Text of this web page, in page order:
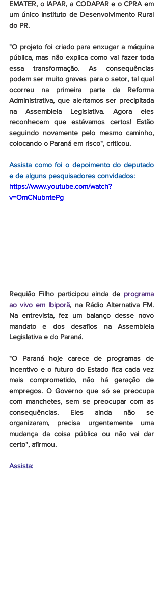
EMATER, o IAPAR, a CODAPAR e o CPRA em
um único Instituto de Desenvolvimento Rural
do PR.
"O projeto foi criado para enxugar a máquina
pública, mas não explica como vai fazer toda
essa transformação. As consequências
podem ser muito graves para o setor, tal qual
ocorreu na primeira parte da Reforma
Administrativa, que alertamos ser precipitada
na Assembleia Legislativa. Agora eles
reconhecem que estávamos certos! Estão
seguindo novamente pelo mesmo caminho,
colocando o Paraná em risco", criticou.
Assista como foi o depoimento do deputado
e de alguns pesquisadores convidados:
https://www.youtube.com/watch?
v=OmCNubntePg
Requião Filho participou ainda de programa
ao vivo em Ibiporã, na Rádio Alternativa FM.
Na entrevista, fez um balanço desse novo
mandato e dos desafios na Assembleia
Legislativa e do Paraná.
"O Paraná hoje carece de programas de
incentivo e o futuro do Estado fica cada vez
mais comprometido, não há geração de
empregos. O Governo que só se preocupa
com manchetes, sem se preocupar com as
consequências. Eles ainda não se
organizaram, precisa urgentemente uma
mudança da coisa pública ou não vai dar
certo", afirmou.
Assista: